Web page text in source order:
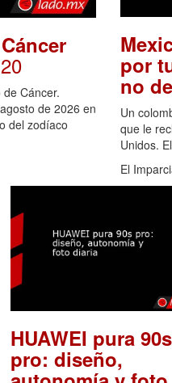
Cáncer.
de 2026 en
del zodíaco
por
no
Un
que le
Unidos.
El
HUAWEI pura 90s
pro: diseño,